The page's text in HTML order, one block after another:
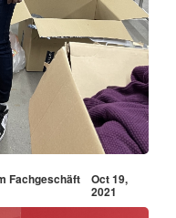
Fachgeschäft Oct 19,
2021